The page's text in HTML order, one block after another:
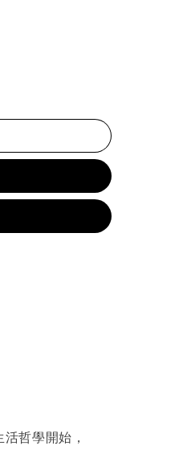
哲學開始，